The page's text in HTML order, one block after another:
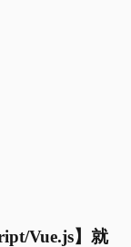
Vue.js】就